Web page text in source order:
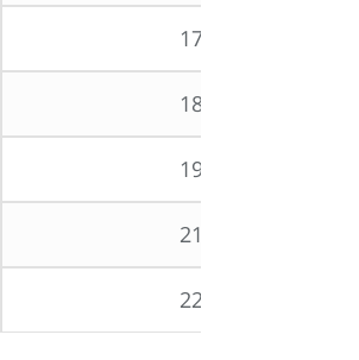
177,20 Euro
188,28 Euro
199,35 Euro
210,43 Euro
221,50 Euro